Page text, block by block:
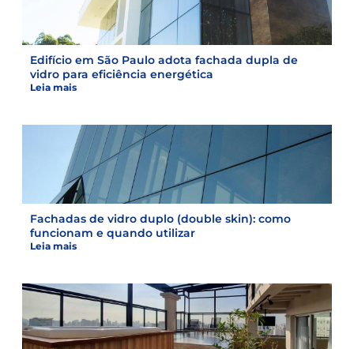
Edifício em São Paulo adota fachada dupla de
vidro para eficiência energética
Leia mais
Fachadas de vidro duplo (double skin): como
funcionam e quando utilizar
Leia mais